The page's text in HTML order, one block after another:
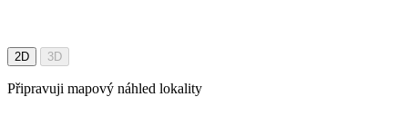
2D 3D
Připravuji mapový náhled lokality